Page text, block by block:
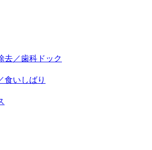
去／歯科ドック
食いしばり